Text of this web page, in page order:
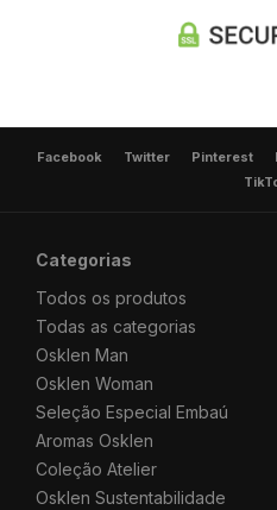
Facebook Twitter Pinterest
Categorias
Todos os produtos
Todas as categorias
Osklen Man
Osklen Woman
Seleção Especial Embaú
Aromas Osklen
Coleção Atelier
Osklen Sustentabilidade